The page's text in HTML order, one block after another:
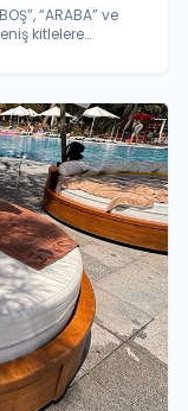
“ARABA” ve
kitlelere